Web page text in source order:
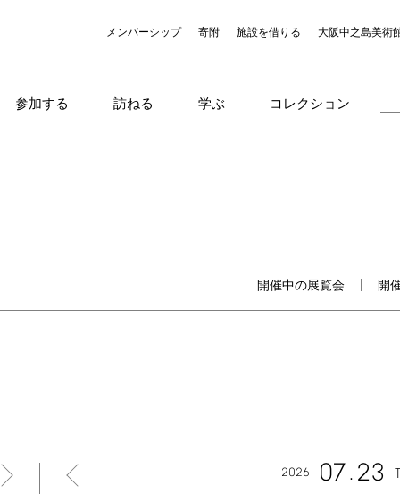
メンバーシップ 寄附 施設を借りる 大阪中之島美術
参加する 訪ねる 学ぶ コレクション
開催中の展覧会 開
2026 07 23